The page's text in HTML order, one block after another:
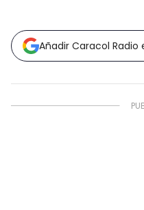
Añadir Caracol Radio